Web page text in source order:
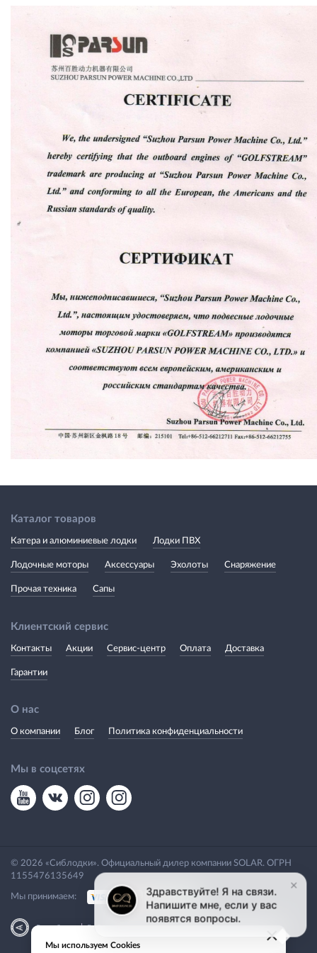
Каталог товаров
Катера и алюминиевые лодки Лодки ПВХ
Лодочные моторы Аксессуары Эхолоты Снаряжение
Прочая техника Сапы
Клиентский сервис
Контакты Акции Сервис-центр Оплата Доставка
Гарантии
О нас
О компании Блог Политика конфиденциальности
Мы в соцсетях
© 2026 «Сиблодки». Официальный дилер компании SOLAR. ОГРН
1155476135649
Мы принимаем:
Разработка|Веб-аналитика ×
Мы используем Cookies